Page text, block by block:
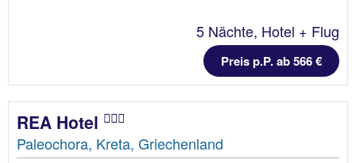
5 Nächte, Hotel + Flug
Preis p.P. ab 566 €
REA Hotel
Paleochora, Kreta, Griechenland